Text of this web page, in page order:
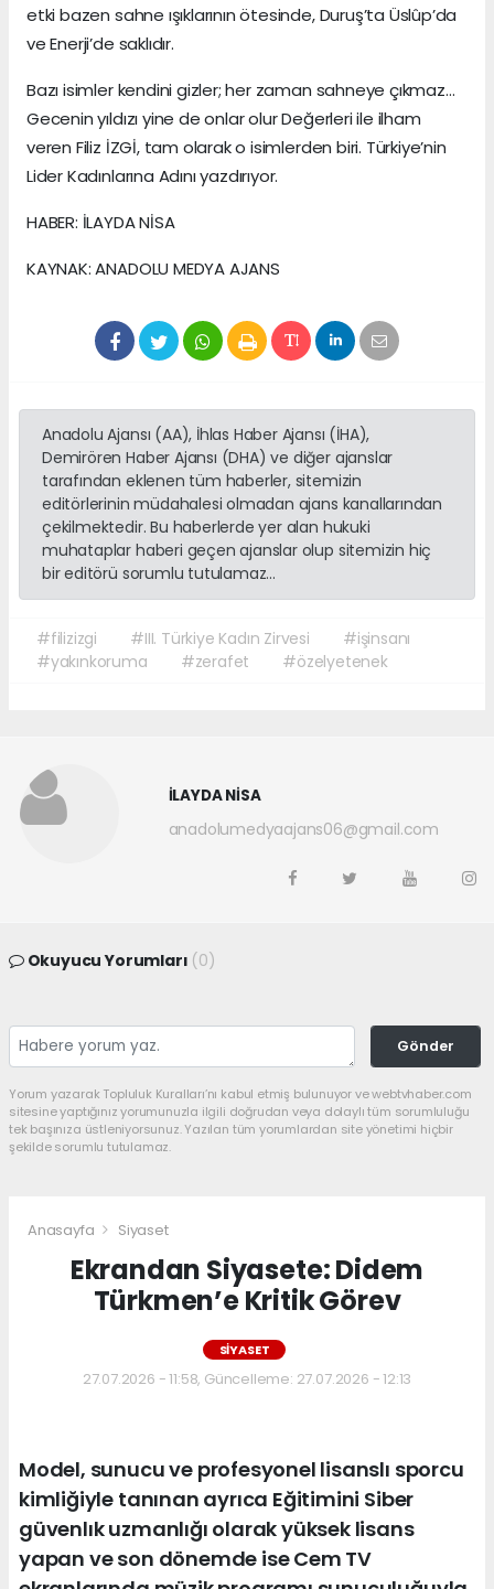
etki bazen sahne ışıklarının ötesinde, Duruş’ta Üslûp’da
ve Enerji’de saklıdır.
Bazı isimler kendini gizler; her zaman sahneye çıkmaz…
Gecenin yıldızı yine de onlar olur Değerleri ile ilham
veren Filiz İZGİ, tam olarak o isimlerden biri. Türkiye’nin
Lider Kadınlarına Adını yazdırıyor.
HABER: İLAYDA NİSA
KAYNAK: ANADOLU MEDYA AJANS
Anadolu Ajansı (AA), İhlas Haber Ajansı (İHA),
Demirören Haber Ajansı (DHA) ve diğer ajanslar
tarafından eklenen tüm haberler, sitemizin
editörlerinin müdahalesi olmadan ajans kanallarından
çekilmektedir. Bu haberlerde yer alan hukuki
muhataplar haberi geçen ajanslar olup sitemizin hiç
bir editörü sorumlu tutulamaz...
#filizizgi #III. Türkiye Kadın Zirvesi
#işinsanı
#yakınkoruma
#zerafet #özelyetenek
İLAYDA NİSA
anadolumedyaajans06@gmail.com
Okuyucu Yorumları (0)
Gönder
Yorum yazarak Topluluk Kuralları’nı kabul etmiş bulunuyor ve webtvhaber.com
sitesine yaptığınız yorumunuzla ilgili doğrudan veya dolaylı tüm sorumluluğu
tek başınıza üstleniyorsunuz. Yazılan tüm yorumlardan site yönetimi hiçbir
şekilde sorumlu tutulamaz.
Anasayfa Siyaset
Ekrandan Siyasete: Didem
Türkmen’e Kritik Görev
SIYASET
27.07.2026 - 11:58, Güncelleme: 27.07.2026 - 12:13
Model, sunucu ve profesyonel lisanslı sporcu
kimliğiyle tanınan ayrıca Eğitimini Siber
güvenlık uzmanlığı olarak yüksek lisans
yapan ve son dönemde ise Cem TV